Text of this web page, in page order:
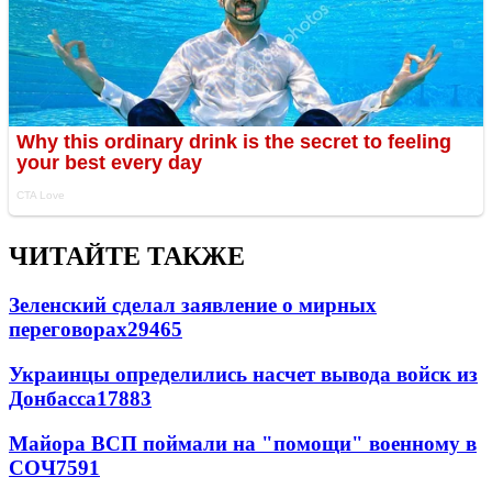
ЧИТАЙТЕ ТАКЖЕ
Зеленский сделал заявление о мирных
переговорах29465
Украинцы определились насчет вывода войск из
Донбасса17883
Майора ВСП поймали на "помощи" военному в
СОЧ7591